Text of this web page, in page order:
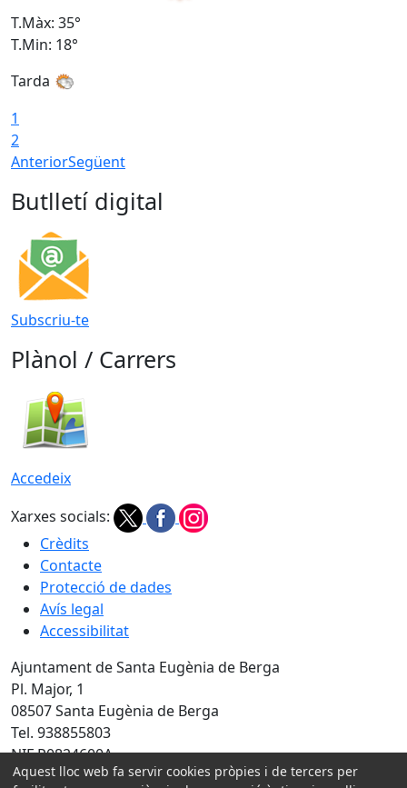
T.Màx: 35°
T.Min: 18°
Tarda
1
2
AnteriorSegüent
Butlletí digital
Subscriu-te
Plànol / Carrers
Accedeix
Xarxes socials:
Crèdits
Contacte
Protecció de dades
Avís legal
Accessibilitat
Ajuntament de Santa Eugènia de Berga
Pl. Major, 1
08507 Santa Eugènia de Berga
Tel. 938855803
NIF P0824600A
Aquest lloc web fa servir cookies pròpies i de tercers per